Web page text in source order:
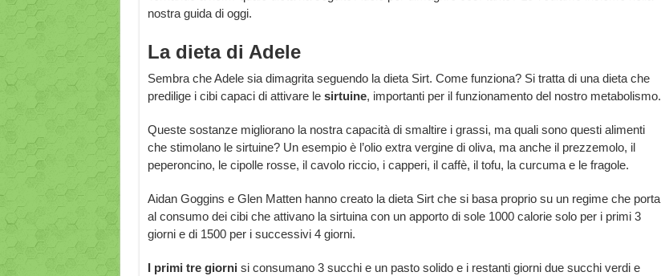
nostra guida di oggi.
La dieta di Adele
Sembra che Adele sia dimagrita seguendo la dieta Sirt. Come funziona? Si tratta di una dieta che
predilige i cibi capaci di attivare le sirtuine, importanti per il funzionamento del nostro metabolismo.
Queste sostanze migliorano la nostra capacità di smaltire i grassi, ma quali sono questi alimenti
che stimolano le sirtuine? Un esempio è l’olio extra vergine di oliva, ma anche il prezzemolo, il
peperoncino, le cipolle rosse, il cavolo riccio, i capperi, il caffè, il tofu, la curcuma e le fragole.
Aidan Goggins e Glen Matten hanno creato la dieta Sirt che si basa proprio su un regime che porta
al consumo dei cibi che attivano la sirtuina con un apporto di sole 1000 calorie solo per i primi 3
giorni e di 1500 per i successivi 4 giorni.
I primi tre giorni si consumano 3 succhi e un pasto solido e i restanti giorni due succhi verdi e